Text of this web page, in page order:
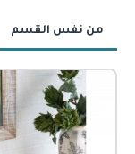
من نفس القسم